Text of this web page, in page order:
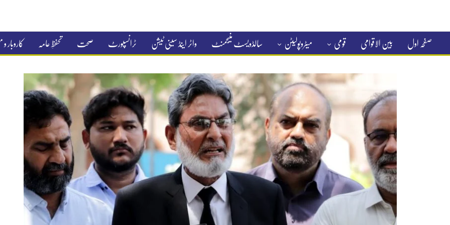
صفحہ اول بین الاقوامی قومی میٹروپولیٹن سالڈویسٹ منیجمنٹ واٹر اینڈ سینی ٹیشن ٹرانسپورٹ صحت تحفظِ عامہ کاروبار